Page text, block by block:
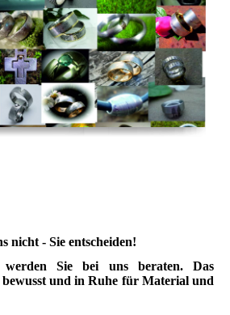
nicht - Sie entscheiden!
Sie bei uns beraten. Das
und in Ruhe für Material und